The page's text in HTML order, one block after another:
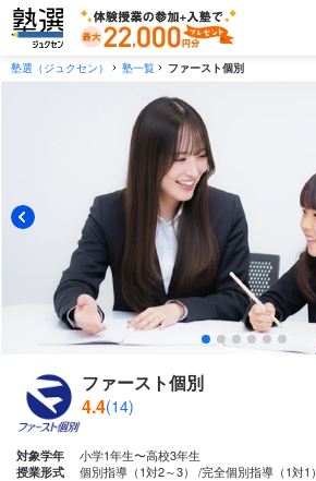
塾選（ジュクセン） 塾一覧 ファースト個別
ファースト個別
4.4(14)
対象学年 小学1年生〜高校3年生
授業形式 個別指導（1対2～3） 完全個別指導（1対1）